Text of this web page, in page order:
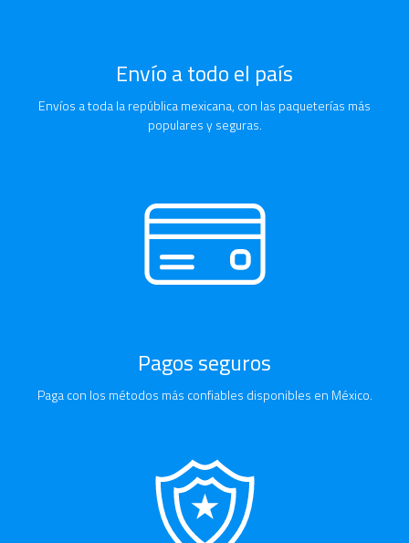
Envío a todo el país
Envíos a toda la república mexicana, con las paqueterías más
populares y seguras.
Pagos seguros
Paga con los métodos más confiables disponibles en México.